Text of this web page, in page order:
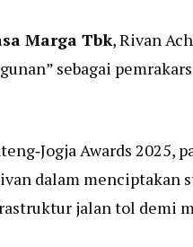
Marga Tbk, Rivan
sebagai
Awards 2025,
dalam menciptakan
jalan tol demi